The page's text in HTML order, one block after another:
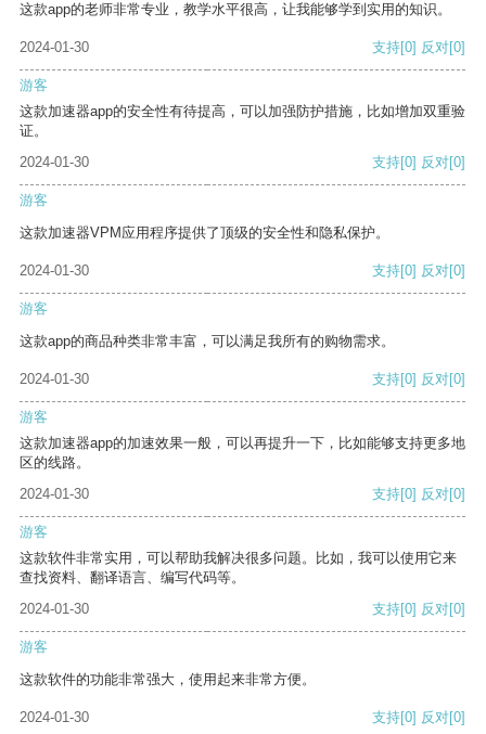
这款app的老师非常专业，教学水平很高，让我能够学到实用的知识。
2024-01-30 支持[0] 反对[0]
游客
这款加速器app的安全性有待提高，可以加强防护措施，比如增加双重验
证。
2024-01-30
支持[0] 反对[0]
游客
这款加速器VPM应用程序提供了顶级的安全性和隐私保护。
2024-01-30 支持[0] 反对[0]
游客
这款app的商品种类非常丰富，可以满足我所有的购物需求。
2024-01-30 支持[0] 反对[0]
游客
这款加速器app的加速效果一般，可以再提升一下，比如能够支持更多地
区的线路。
2024-01-30
支持[0] 反对[0]
游客
这款软件非常实用，可以帮助我解决很多问题。比如，我可以使用它来
查找资料、翻译语言、编写代码等。
2024-01-30
支持[0] 反对[0]
游客
这款软件的功能非常强大，使用起来非常方便。
2024-01-30 支持[0] 反对[0]